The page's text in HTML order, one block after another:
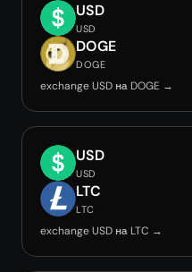
USD
USD
DOGE
DOGE
exchange USD на DOGE →
USD
USD
LTC
LTC
exchange USD на LTC →